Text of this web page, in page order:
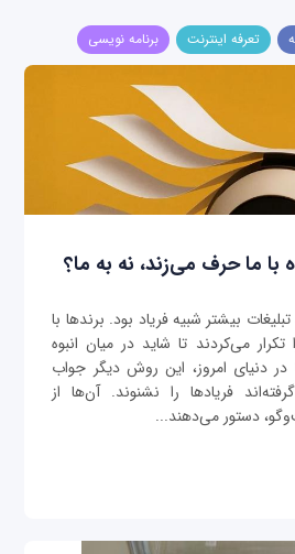
تعرفه اینترنت برنامه نویسی
با ما حرف می‌زند، نه به ما؟
بیشتر شبیه فریاد بود. برندها با
می‌کردند تا شاید در میان انبوه
دنیای امروز، این روش دیگر جواب
فریادها را نشنوند. آن‌ها از
دستور می‌دهند...